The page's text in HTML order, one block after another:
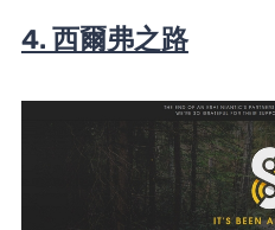
4. 西爾弗之路